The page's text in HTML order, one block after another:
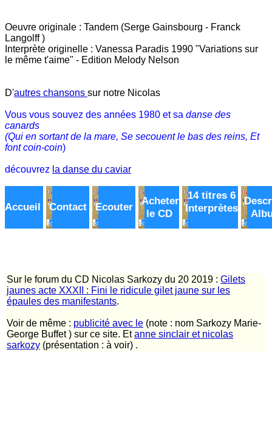
Oeuvre originale : Tandem (Serge Gainsbourg - Franck
Langolff )
Interprète originelle : Vanessa Paradis 1990 "Variations sur
le même t'aime" - Edition Melody Nelson
D'autres chansons sur notre Nicolas
Vous vous souvez des années 1980 et sa danse des
canards
(Qui en sortant de la mare, Se secouent le bas des reins, Et
font coin-coin)
découvrez la danse du caviar
Accueil Contact Ecouter
Acheter
le CD
14 titres 6
Interprètes
Sur le forum du CD Nicolas Sarkozy du 20 2019 : Gilets
jaunes acte XXXII : Fini le ridicule gilet jaune sur les
épaules des manifestants.
Voir de même : publicité avec le (note : nom Sarkozy Marie-
George Buffet ) sur ce site. Etanne sinclair et nicolas
sarkozy (présentation : à voir) .